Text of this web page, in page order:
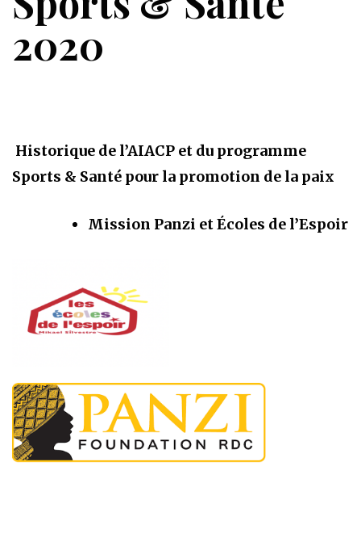
2020
Historique de l’AIACP et du programme
Sports & Santé pour la promotion de la paix
Mission Panzi et Écoles de l’Espoir